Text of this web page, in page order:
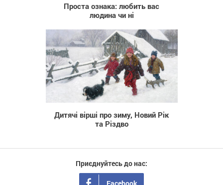
Проста ознака: любить вас
людина чи ні
79 832
Дитячі вірші про зиму, Новий Рік
та Різдво
Приєднуйтесь до нас: